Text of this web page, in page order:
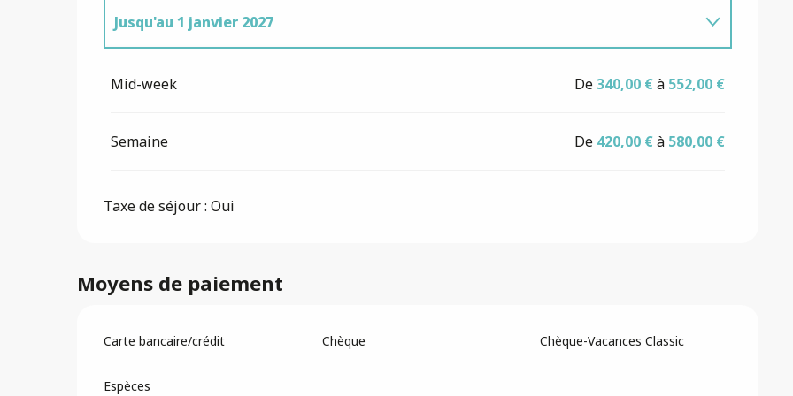
Jusqu'au 1 janvier 2027
Du2 janvier 2027
Mid-week De340,00 €à 552,00 €
Semaine De 420,00 €à 580,00 €
Taxe de séjour : Oui
Moyens de paiement
Carte bancaire/crédit Chèque Chèque-Vacances Classic
Espèces